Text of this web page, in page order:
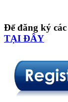
Để đăng ký
TẠI ĐÂY